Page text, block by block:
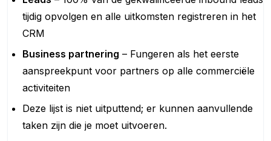
tijdig opvolgen en alle uitkomsten registreren in het
CRM
Business partnering – Fungeren als het eerste
aanspreekpunt voor partners op alle commerciële
activiteiten
Deze lijst is niet uitputtend; er kunnen aanvullende
taken zijn die je moet uitvoeren.